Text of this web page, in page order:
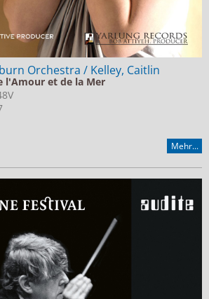
Orchestra / Kelley, Caitlin
l'Amour et de la Mer
Mehr...